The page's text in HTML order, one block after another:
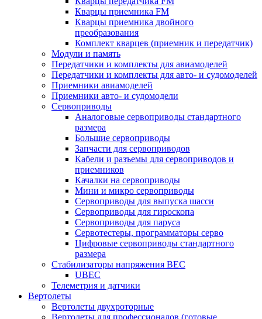
Кварцы приемника FM
Кварцы приемника двойного
преобразования
Комплект кварцев (приемник и передатчик)
Модули и память
Передатчики и комплекты для авиамоделей
Передатчики и комплекты для авто- и судомоделей
Приемники авиамоделей
Приемники авто- и судомодели
Сервоприводы
Аналоговые сервоприводы стандартного
размера
Большие сервоприводы
Запчасти для сервоприводов
Кабели и разъемы для сервоприводов и
приемников
Качалки на сервоприводы
Мини и микро сервоприводы
Сервоприводы для выпуска шасси
Сервоприводы для гироскопа
Сервоприводы для паруса
Сервотестеры, программаторы серво
Цифровые сервоприводы стандартного
размера
Стабилизаторы напряжения BEC
UBEC
Телеметрия и датчики
Вертолеты
Вертолеты двухроторные
Вертолеты для профессионалов (готовые